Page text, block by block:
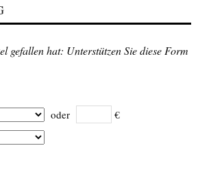
gefallen hat: Unterstützen Sie diese Form
oder €